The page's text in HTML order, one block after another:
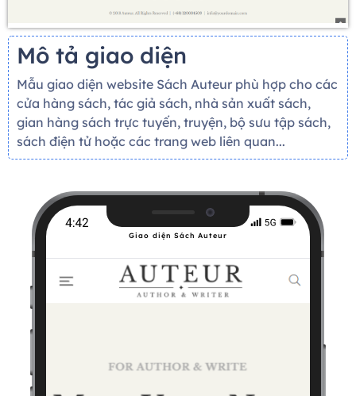
Mô tả giao diện
Mẫu giao diện website Sách Auteur phù hợp cho các
cửa hàng sách, tác giả sách, nhà sản xuất sách,
gian hàng sách trực tuyến, truyện, bộ sưu tập sách,
sách điện tử hoặc các trang web liên quan...
Giao diện Sách Auteur